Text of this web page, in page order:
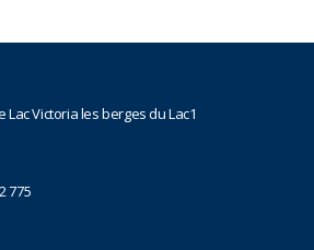
Lac Victoria les berges du Lac1
775